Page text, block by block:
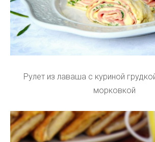
Рулет из лаваша с куриной
морковкой